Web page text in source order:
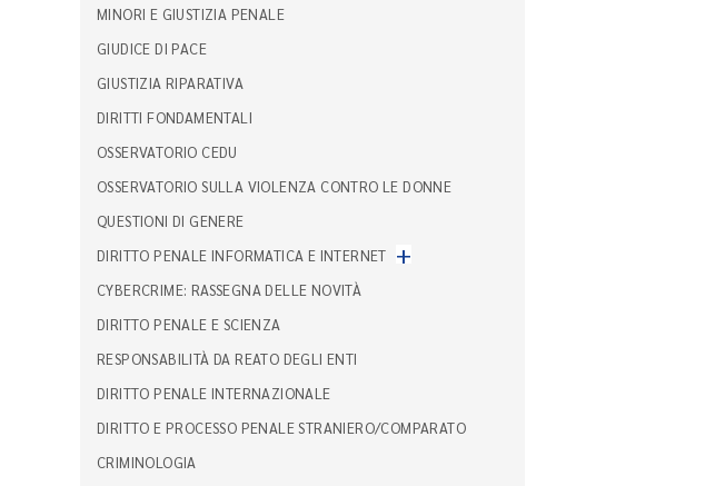
MINORI E GIUSTIZIA PENALE
GIUDICE DI PACE
GIUSTIZIA RIPARATIVA
DIRITTI FONDAMENTALI
OSSERVATORIO CEDU
OSSERVATORIO SULLA VIOLENZA CONTRO LE DONNE
QUESTIONI DI GENERE
DIRITTO PENALE INFORMATICA E INTERNET +
CYBERCRIME: RASSEGNA DELLE NOVITÀ
DIRITTO PENALE E SCIENZA
RESPONSABILITÀ DA REATO DEGLI ENTI
DIRITTO PENALE INTERNAZIONALE
DIRITTO E PROCESSO PENALE STRANIERO/COMPARATO
CRIMINOLOGIA